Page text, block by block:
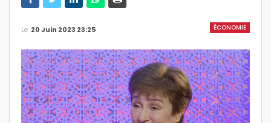
ÉCONOMIE
Le 20 Juin 2023 23:25